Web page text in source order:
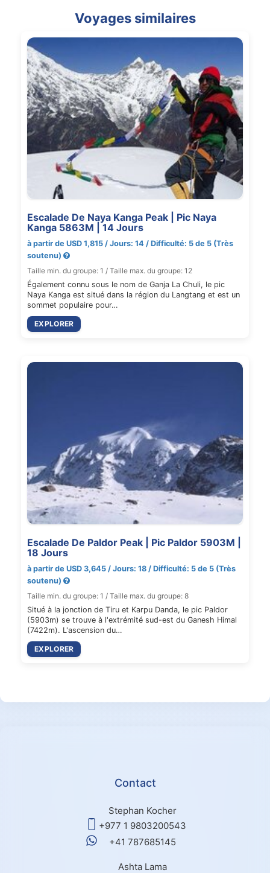
Voyages similaires
Escalade De Naya Kanga Peak | Pic Naya
Kanga 5863M | 14 Jours
à partir de USD 1,815 / Jours: 14 / Difficulté: 5 de 5 (Très
soutenu)
Taille min. du groupe: 1 / Taille max. du groupe: 12
Également connu sous le nom de Ganja La Chuli, le pic
Naya Kanga est situé dans la région du Langtang et est un
sommet populaire pour…
EXPLORER
Escalade De Paldor Peak | Pic Paldor 5903M |
18 Jours
à partir de USD 3,645 / Jours: 18 / Difficulté: 5 de 5 (Très
soutenu)
Taille min. du groupe: 1 / Taille max. du groupe: 8
Situé à la jonction de Tiru et Karpu Danda, le pic Paldor
(5903m) se trouve à l'extrémité sud-est du Ganesh Himal
(7422m). L'ascension du…
EXPLORER
Contact
Stephan Kocher
+977 1 9803200543
+41 787685145
Ashta Lama